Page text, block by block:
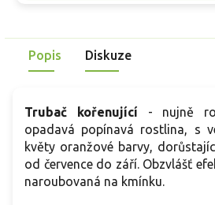
Popis Diskuze
Trubač kořenující - nujně
opadavá popínavá rostlina, s
květy oranžové barvy,
od července do září. Obzvlášť
naroubovaná na kmínku.